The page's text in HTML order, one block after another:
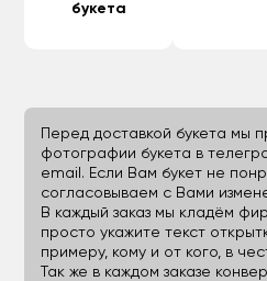
букета
Перед доставкой букета мы
фотографии букета в
email. Если Вам букет не
согласовываем с Вами
В каждый заказ мы кладём
просто укажите текст
примеру, кому и от кого, в
Так же в каждом заказе